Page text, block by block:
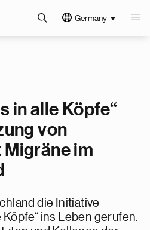
Germany
in alle Köpfe“
von
Migräne im
die Initiative
ins Leben gerufen.